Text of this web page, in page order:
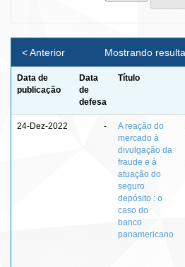
Mostrando
< Anterior
Data de
publicação
Data
de
defesa
Título
24-Dez-2022 -
A reação do
mercado à
divulgação da
fraude e à
atuação do
seguro
depósito : o
caso do
banco
panamericano